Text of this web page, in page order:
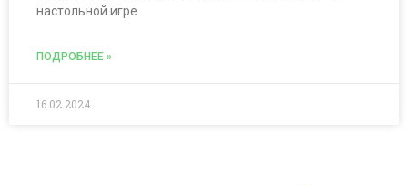
настольной игре
ПОДРОБНЕЕ »
16.02.2024